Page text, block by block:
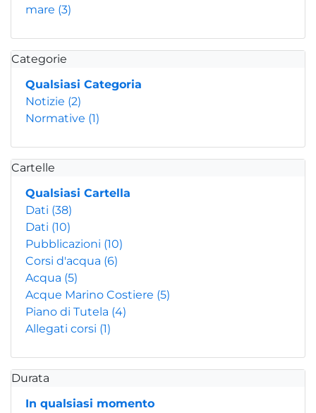
mare (3)
Categorie
Qualsiasi Categoria
Notizie (2)
Normative (1)
Cartelle
Qualsiasi Cartella
Dati (38)
Dati (10)
Pubblicazioni (10)
Corsi d'acqua (6)
Acqua (5)
Acque Marino Costiere (5)
Piano di Tutela (4)
Allegati corsi (1)
Durata
In qualsiasi momento